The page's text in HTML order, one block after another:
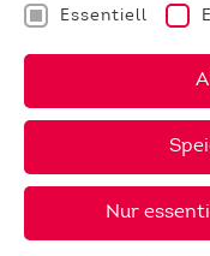
UNTERNEHMEN News
2020 in
Essentiell
Nur